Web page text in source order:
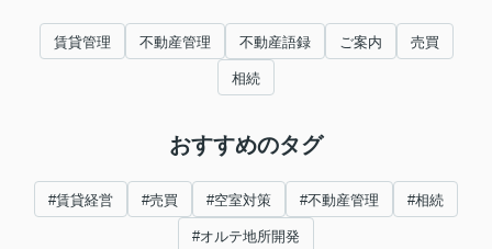
賃貸管理 不動産管理 不動産語録 ご案内 売買
相続
おすすめのタグ
#賃貸経営 #売買 #空室対策 #不動産管理 #相続
#オルテ地所開発